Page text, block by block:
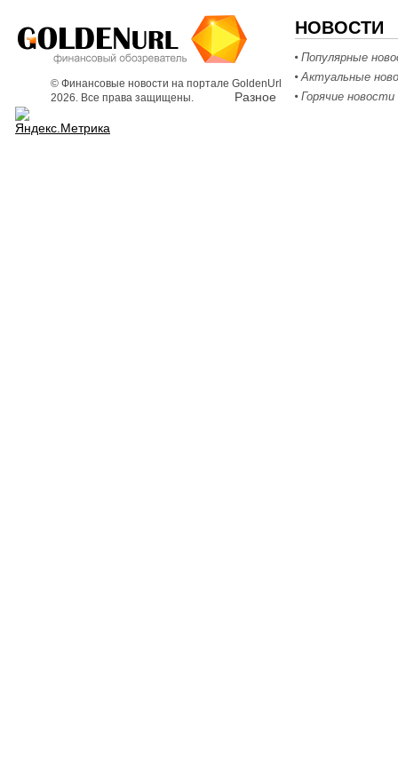
© Финансовые новости на портале GoldenUrl
2026. Все права защищены.
Разное
НОВОСТИ
Популярные
Актуальные
Горячие новости